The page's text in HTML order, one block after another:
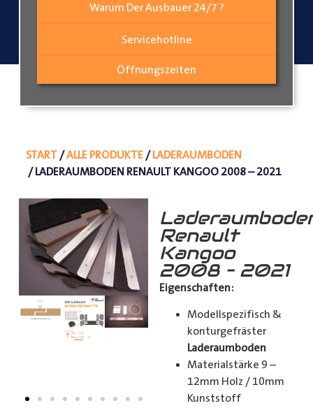
Warum Der Ausbauer 24/7 ?
Servicehotline
Öffnungszeiten
START/ALLE PRODUKTE/LADERAUMBODEN
/ LADERAUMBODEN RENAULT KANGOO 2008 – 2021
Renault
Kangoo
2008 – 2021
Eigenschaften:
Modellspezifisch &
konturgefräster
Laderaumboden
Materialstärke 9 –
12mm Holz / 10mm
Kunststoff